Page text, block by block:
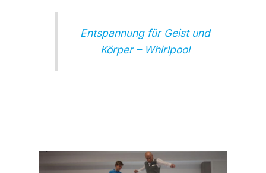
Entspannung für Geist und
Körper – Whirlpool